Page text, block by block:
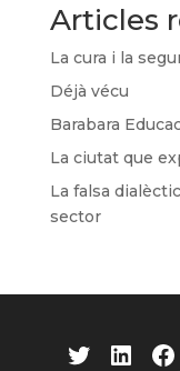
Articles
La cura i la
Déjà vécu
Barabara
La ciutat que
La falsa
sector
Twitter LinkedIn Facebook